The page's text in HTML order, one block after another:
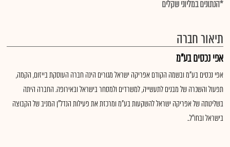
*הנתונים במליוני שקלים
תיאור חברה
אפי נכסים בע"מ
אפי נכסים בע"מ ובשמה הקודם אפריקה ישראל מגורים הינה חברה העוסקת בייזום, הקמה,
תפעול והשכרה של מבנים לתעשייה, למשרדים ולמסחר בישראל ובאירופה. החברה היתה
בשליטתה של אפריקה ישראל להשקעות בע"מ ומרכזת את פעילות הנדל"ן המניב של הקבוצה
בישראל ובחו"ל..